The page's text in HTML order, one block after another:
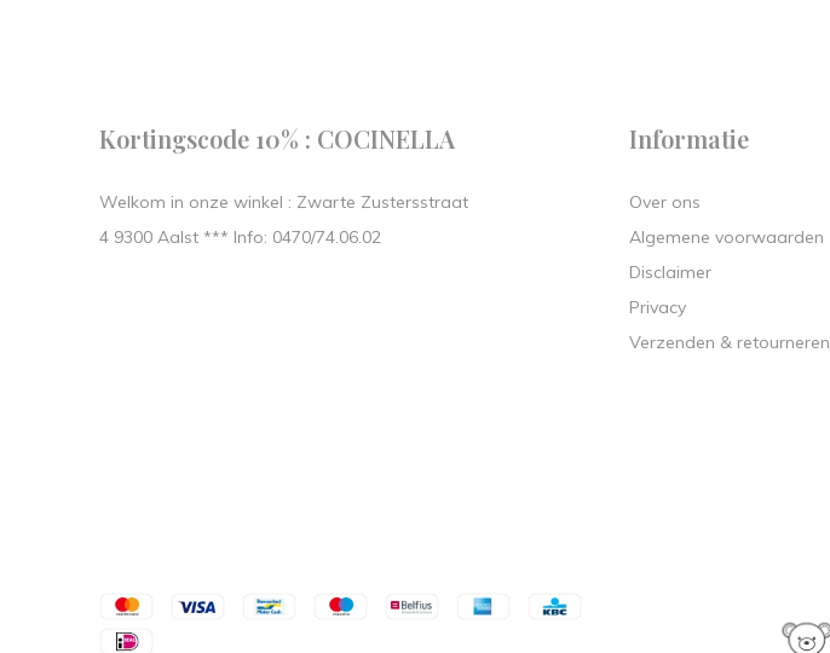
Kortingscode 10% : COCINELLA
Welkom in onze winkel : Zwarte Zustersstraat
4 9300 Aalst *** Info: 0470/74.06.02
Informatie
Over ons
Algemene voorwaarden
Disclaimer
Privacy
Verzenden & retourneren